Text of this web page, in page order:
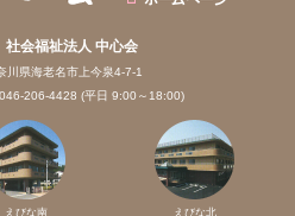
社会福祉法人 中心会
川県海老名市上今泉4-7-1
206-4428 (平日 9:00～18:00)
えびな南 えびな北